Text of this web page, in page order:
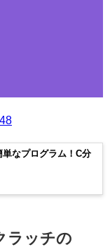
なプログラム！C分
ラッチの